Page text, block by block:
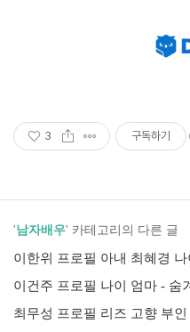
3 구독하기
'남자배우' 카테고리의 다른 글